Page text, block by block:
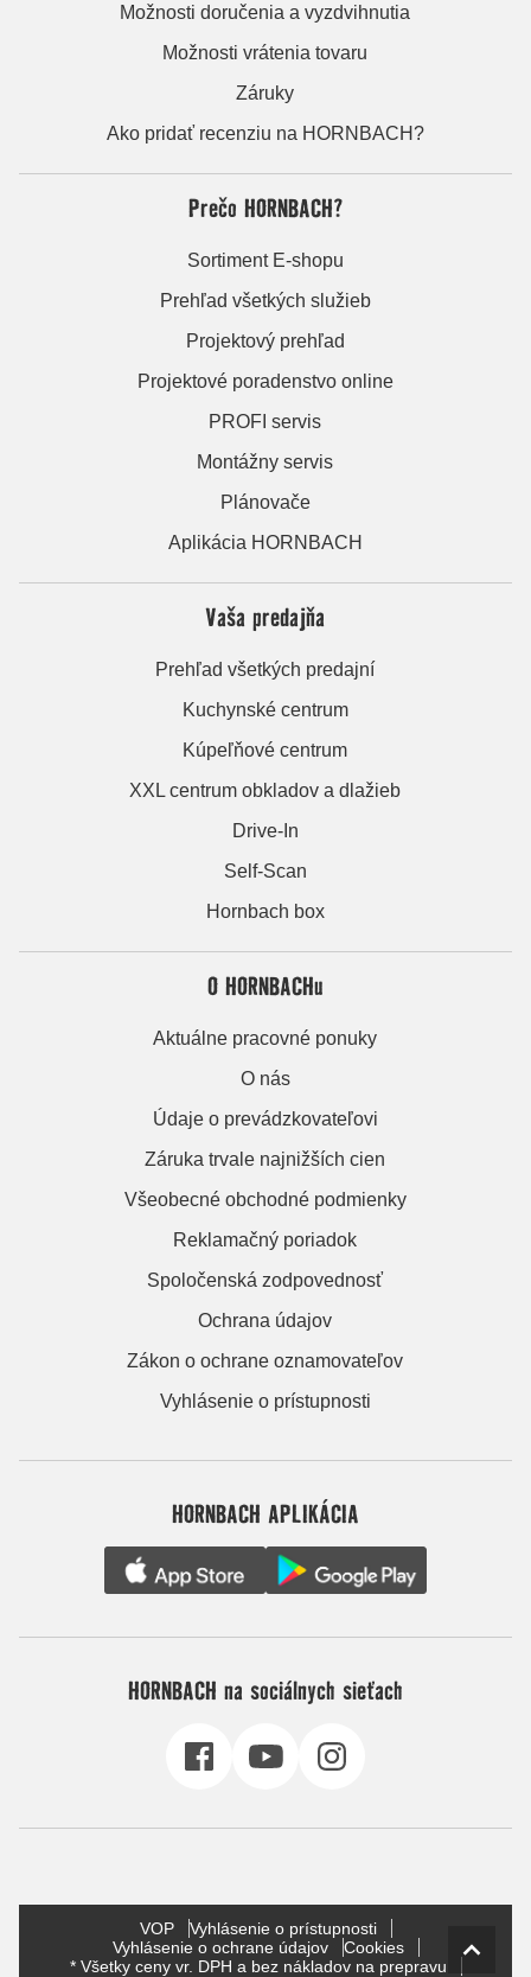
Možnosti doručenia a vyzdvihnutia
Možnosti vrátenia tovaru
Záruky
Ako pridať recenziu na HORNBACH?
Prečo HORNBACH?
Sortiment E-shopu
Prehľad všetkých služieb
Projektový prehľad
Projektové poradenstvo online
PROFI servis
Montážny servis
Plánovače
Aplikácia HORNBACH
Vaša predajňa
Prehľad všetkých predajní
Kuchynské centrum
Kúpeľňové centrum
XXL centrum obkladov a dlažieb
Drive-In
Self-Scan
Hornbach box
O HORNBACHu
Aktuálne pracovné ponuky
O nás
Údaje o prevádzkovateľovi
Záruka trvale najnižších cien
Všeobecné obchodné podmienky
Reklamačný poriadok
Spoločenská zodpovednosť
Ochrana údajov
Zákon o ochrane oznamovateľov
Vyhlásenie o prístupnosti
HORNBACH APLIKÁCIA
HORNBACH na sociálnych sieťach
VOP
Vyhlásenie o prístupnosti
Vyhlásenie o ochrane údajov
Cookies
* Všetky ceny vr. DPH a bez nákladov na prepravu